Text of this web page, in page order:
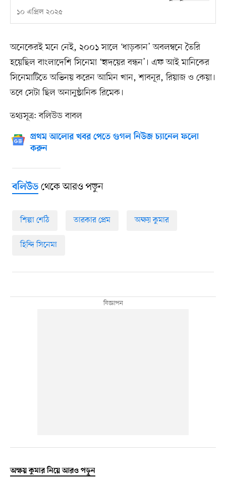
১০ এপ্রিল ২০২৫
অনেকেরই মনে নেই, ২০০১ সালে ‘ধাড়কান’ অবলম্বনে তৈরি
হয়েছিল বাংলাদেশি সিনেমা ‘হৃদয়ের বন্ধন’। এফ আই মানিকের
সিনেমাটিতে অভিনয় করেন আমিন খান, শাবনূর, রিয়াজ ও কেয়া।
তবে সেটা ছিল অনানুষ্ঠানিক রিমেক।
তথ্যসূত্র: বলিউড বাবল
প্রথম আলোর খবর পেতে গুগল নিউজ চ্যানেল ফলো
করুন
বলিউডথেকে আরও পড়ুন
শিল্পা শেঠি তারকার প্রেম অক্ষয় কুমার
হিন্দি সিনেমা
অক্ষয় কুমার নিয়ে আরও পড়ুন